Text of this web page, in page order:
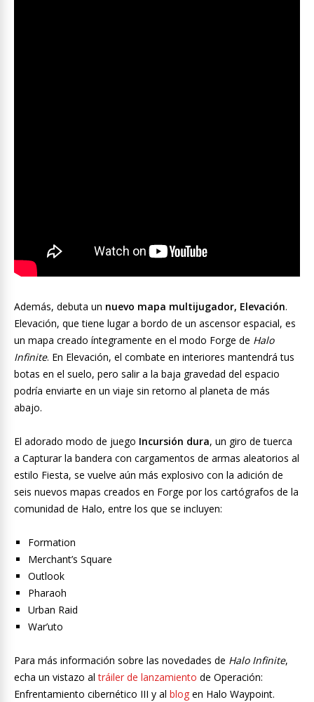
Además, debuta un nuevo mapa multijugador, Elevación.
Elevación, que tiene lugar a bordo de un ascensor espacial, es
un mapa creado íntegramente en el modo Forge de Halo
Infinite. En Elevación, el combate en interiores mantendrá tus
botas en el suelo, pero salir a la baja gravedad del espacio
podría enviarte en un viaje sin retorno al planeta de más
abajo.
El adorado modo de juego Incursión dura, un giro de tuerca
a Capturar la bandera con cargamentos de armas aleatorios al
estilo Fiesta, se vuelve aún más explosivo con la adición de
seis nuevos mapas creados en Forge por los cartógrafos de la
comunidad de Halo, entre los que se incluyen:
Formation
Merchant’s Square
Outlook
Pharaoh
Urban Raid
War’uto
Para más información sobre las novedades de Halo Infinite,
echa un vistazo altráiler de lanzamiento de Operación:
Enfrentamiento cibernético III y al blog en Halo Waypoint.